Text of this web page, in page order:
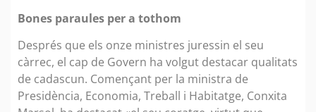
Bones paraules per a tothom
Després que els onze ministres juressin el seu
càrrec, el cap de Govern ha volgut destacar qualitats
de cadascun. Començant per la ministra de
Presidència, Economia, Treball i Habitatge, Conxita